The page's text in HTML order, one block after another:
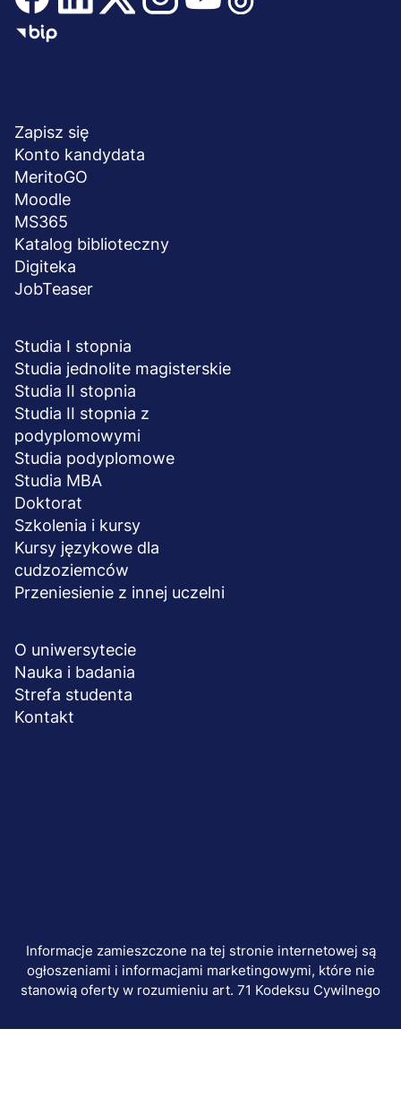
stopka
Zapisz się
Konto kandydata
MeritoGO
Moodle
MS365
Katalog biblioteczny
Digiteka
JobTeaser
Studia I stopnia
Studia jednolite magisterskie
Studia II stopnia
Studia II stopnia z
podyplomowymi
Studia podyplomowe
Studia MBA
Doktorat
Szkolenia i kursy
Kursy językowe dla
cudzoziemców
Przeniesienie z innej uczelni
O uniwersytecie
Nauka i badania
Strefa studenta
Kontakt
Informacje zamieszczone na tej stronie internetowej są
ogłoszeniami i informacjami marketingowymi, które nie
stanowią oferty w rozumieniu art. 71 Kodeksu Cywilnego